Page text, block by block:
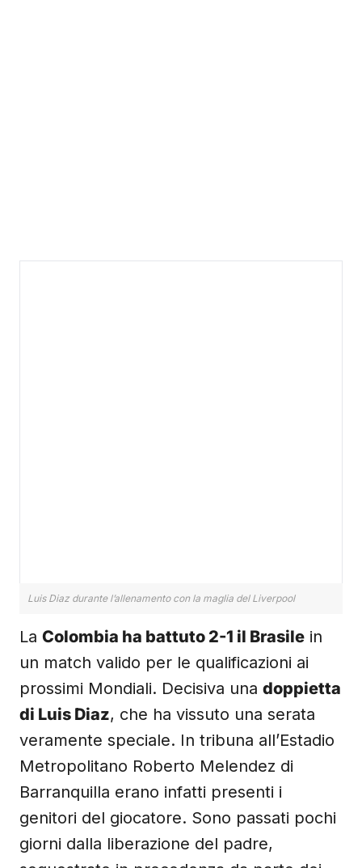
Luis Diaz durante l’allenamento con la maglia del Liverpool
La Colombia ha battuto 2-1 il Brasile in
un match valido per le qualificazioni ai
prossimi Mondiali. Decisiva una doppietta
di Luis Diaz, che ha vissuto una serata
veramente speciale. In tribuna all’Estadio
Metropolitano Roberto Melendez di
Barranquilla erano infatti presenti i
genitori del giocatore. Sono passati pochi
giorni dalla liberazione del padre,